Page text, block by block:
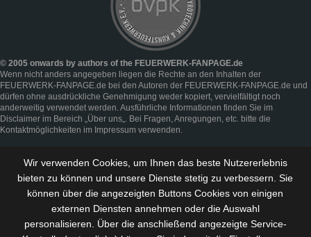
© 2005 onwards by authors of the FEUERWERK-FANPAGE.de
Wenn nicht anders angegeben liegen die Rechte an den Inhalten der
FEUERWERK-FANPAGE.de bei den Autoren der FEUERWERK-FANPAGE.de und
dürfen ohne ausdrückliche Genehmigung weder kopiert, vervielfältigt noch
anderweitig verwendet werden. Ausführliche Informationen finden Sie im
Disclaimer im Bereich „ Über uns „. Bei Fragen, Anregungen, etc. bitte die
Kontaktmöglichkeiten im Impressum verwenden.
Wir verwenden Cookies, um Ihnen das beste Nutzererlebnis
bieten zu können und unsere Dienste stetig zu verbessern . Sie
können über die angezeigten Buttons Cookies von einigen
externen Diensten annehmen oder die Auswahl
personalisieren. Über die anschließend angezeigte Service-